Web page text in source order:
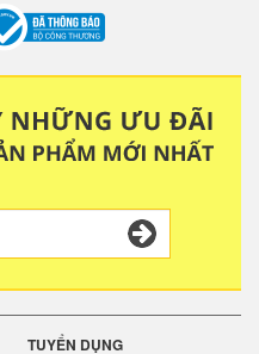
TUYỂN DỤNG